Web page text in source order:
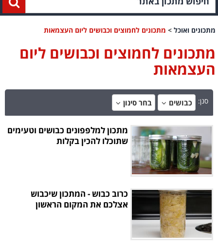
מתכונים ואוכל > מתכונים לחמוצים וכבושים ליום העצמאות
מתכונים לחמוצים וכבושים ליום
העצמאות
סנן: כבושים בחר סינון
מתכון למלפפונים כבושים וטעימים
שתוכלו להכין בקלות
כרוב כבוש - המתכון שיכבוש
אצלכם את המקום הראשון